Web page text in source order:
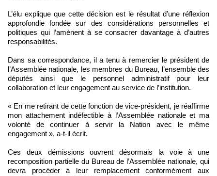
L’élu explique que cette décision est le résultat d’une réflexion
approfondie fondée sur des considérations personnelles et
politiques qui l’amènent à se consacrer davantage à d’autres
responsabilités.
Dans sa correspondance, il a tenu à remercier le président de
l’Assemblée nationale, les membres du Bureau, l’ensemble des
députés ainsi que le personnel administratif pour leur
collaboration et leur engagement au service de l’institution.
« En me retirant de cette fonction de vice-président, je réaffirme
mon attachement indéfectible à l’Assemblée nationale et ma
volonté de continuer à servir la Nation avec le même
engagement », a-t-il écrit.
Ces deux démissions ouvrent désormais la voie à une
recomposition partielle du Bureau de l’Assemblée nationale, qui
devra procéder à leur remplacement conformément aux